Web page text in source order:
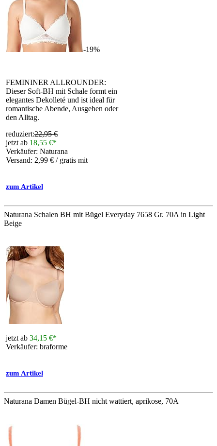
-19%
FEMININER ALLROUNDER:
Dieser Soft-BH mit Schale formt ein
elegantes Dekolleté und ist ideal für
romantische Abende, Ausgehen oder
den Alltag.
reduziert:22,95 €
jetzt ab 18,55 €*
Verkäufer: Naturana
Versand: 2,99 € / gratis mit
zum Artikel
Naturana Schalen BH mit Bügel Everyday 7658 Gr. 70A in Light
Beige
jetzt ab 34,15 €*
Verkäufer: braforme
zum Artikel
Naturana Damen Bügel-BH nicht wattiert, aprikose, 70A